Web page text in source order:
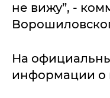
не вижу”, -
На
информации о